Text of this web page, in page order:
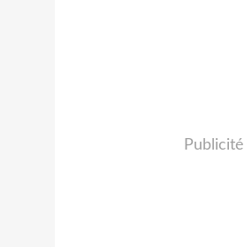
Publicité